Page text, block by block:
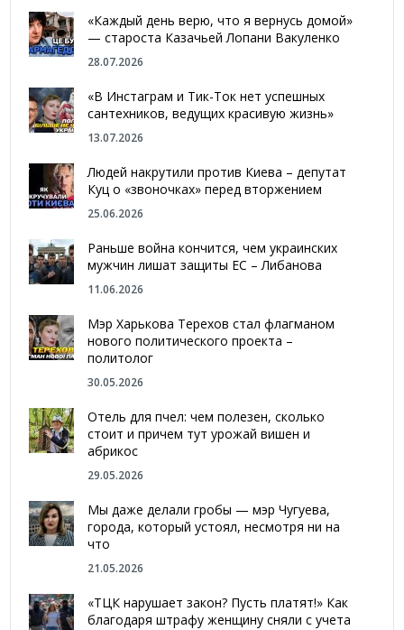
«Каждый день верю, что я вернусь домой»
— староста Казачьей Лопани Вакуленко
28.07.2026
«В Инстаграм и Тик-Ток нет успешных
сантехников, ведущих красивую жизнь»
13.07.2026
Людей накрутили против Киева – депутат
Куц о «звоночках» перед вторжением
25.06.2026
Раньше война кончится, чем украинских
мужчин лишат защиты ЕС – Либанова
11.06.2026
Мэр Харькова Терехов стал флагманом
нового политического проекта –
политолог
30.05.2026
Отель для пчел: чем полезен, сколько
стоит и причем тут урожай вишен и
абрикос
29.05.2026
Мы даже делали гробы — мэр Чугуева,
города, который устоял, несмотря ни на
что
21.05.2026
«ТЦК нарушает закон? Пусть платят!» Как
благодаря штрафу женщину сняли с учета